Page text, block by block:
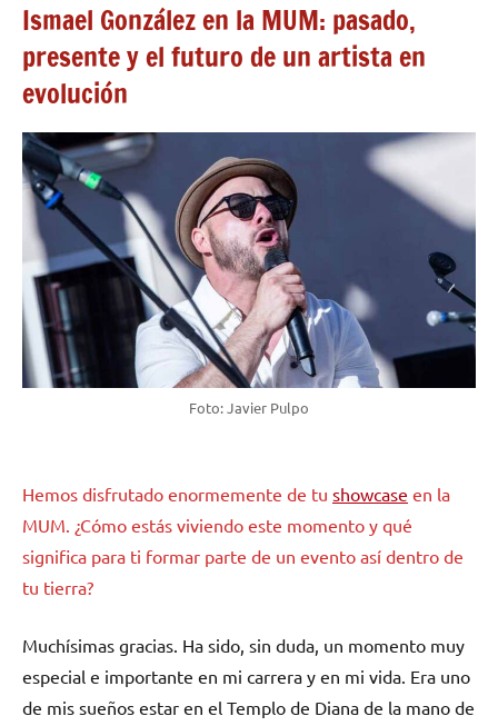
Ismael González en la MUM: pasado,
presente y el futuro de un artista en
evolución
Foto: Javier Pulpo
Hemos disfrutado enormemente de tu showcase en la
MUM. ¿Cómo estás viviendo este momento y qué
significa para ti formar parte de un evento así dentro de
tu tierra?
Muchísimas gracias. Ha sido, sin duda, un momento muy
especial e importante en mi carrera y en mi vida. Era uno
de mis sueños estar en el Templo de Diana de la mano de